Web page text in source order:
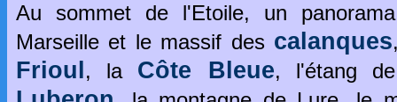
Au sommet de l'Etoile, un
Marseille et le massif des calanques
Frioul , la Côte Bleue, l'étang